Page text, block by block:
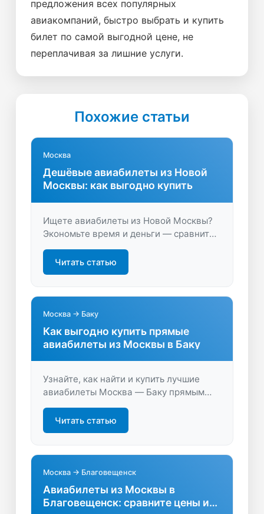
предложения всех популярных
авиакомпаний, быстро выбрать и купить
билет по самой выгодной цене, не
переплачивая за лишние услуги.
Похожие статьи
Москва
Дешёвые авиабилеты из Новой
Москвы: как выгодно купить
Ищете авиабилеты из Новой Москвы?
Экономьте время и деньги — сравните
перелёта на LastBilet.ru и начните своё
путешествие с максимальной выгодой.
Читать статью
Москва → Баку
Как выгодно купить прямые
авиабилеты из Москвы в Баку
Узнайте, как найти и купить лучшие
авиабилеты Москва — Баку прямым
рейсом. Быстрое сравнение цен,
удобные варианты перелётов и советы
для экономии на LastBilet.ru.
Читать статью
Москва → Благовещенск
Авиабилеты из Москвы в
Благовещенск: сравните цены и